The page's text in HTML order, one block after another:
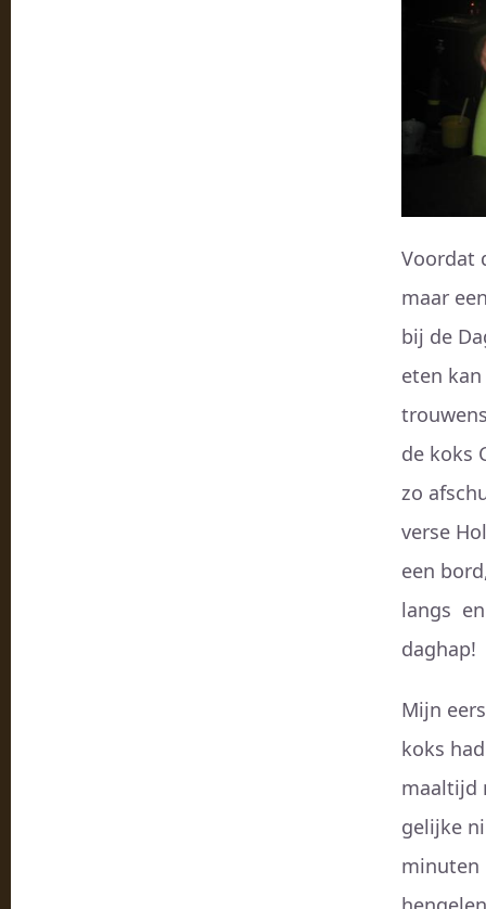
Voordat
maar
bij de
eten
de koks
zo
verse
een
langs
daghap!
Mijn
koks
maaltijd
gelijke
minuten